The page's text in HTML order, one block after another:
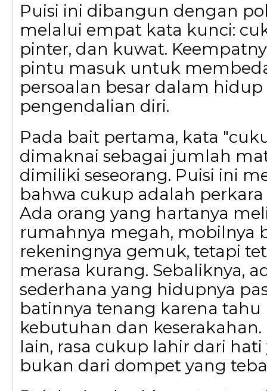
Puisi ini dibangun dengan
melalui empat kata kunci:
pinter, dan kuwat.
pintu masuk untuk
persoalan besar dalam
pengendalian diri.
Pada bait pertama, kata
dimaknai sebagai jumlah
dimiliki seseorang. Puisi ini
bahwa cukup adalah perkara
Ada orang yang hartanya
rumahnya megah, mobilnya
rekeningnya gemuk, tetapi
merasa kurang. Sebaliknya,
sederhana yang hidupnya
batinnya tenang karena tahu
kebutuhan dan
lain, rasa cukup lahir dari
bukan dari dompet yang